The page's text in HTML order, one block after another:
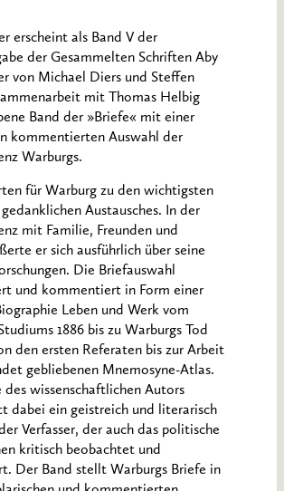
erscheint als Band V der
der Gesammelten Schriften Aby
von Michael Diers und Steffen
mit Thomas Helbig
Band der »Briefe« mit einer
kommentierten Auswahl der
Warburgs.
für Warburg zu den wichtigsten
Austausches. In der
mit Familie, Freunden und
er sich ausführlich über seine
Die Briefauswahl
und kommentiert in Form einer
Leben und Werk vom
1886 bis zu Warburgs Tod
den ersten Referaten bis zur Arbeit
gebliebenen Mnemosyne-Atlas.
des wissenschaftlichen Autors
dabei ein geistreich und literarisch
Verfasser, der auch das politische
kritisch beobachtet und
Der Band stellt Warburgs Briefe in